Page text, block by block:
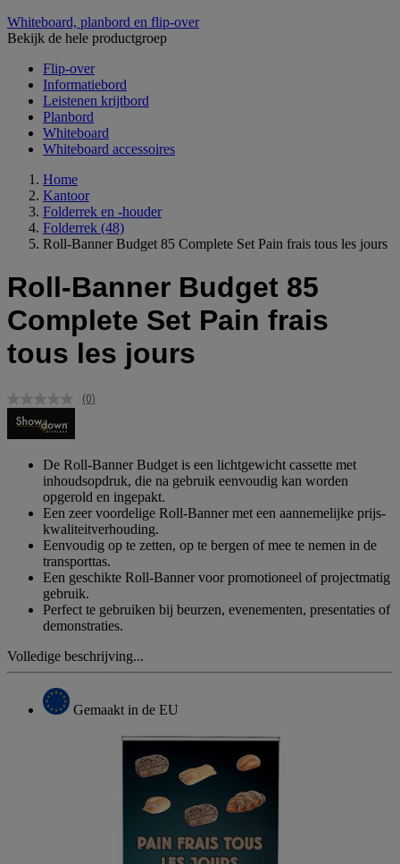
Whiteboard, planbord en flip-over
Bekijk de hele productgroep
Flip-over
Informatiebord
Leistenen krijtbord
Planbord
Whiteboard
Whiteboard accessoires
Home
Kantoor
Folderrek en -houder
Folderrek (48)
Roll-Banner Budget 85 Complete Set Pain frais tous les jours
Roll-Banner Budget 85
Complete Set Pain frais
tous les jours
Geen
(0)
De Roll-Banner Budget is een lichtgewicht cassette met
inhoudsopdruk, die na gebruik eenvoudig kan worden
opgerold en ingepakt.
Een zeer voordelige Roll-Banner met een aannemelijke prijs-
kwaliteitverhouding.
Eenvoudig op te zetten, op te bergen of mee te nemen in de
transporttas.
Een geschikte Roll-Banner voor promotioneel of projectmatig
gebruik.
Perfect te gebruiken bij beurzen, evenementen, presentaties of
demonstraties.
Volledige beschrijving...
Gemaakt in de EU